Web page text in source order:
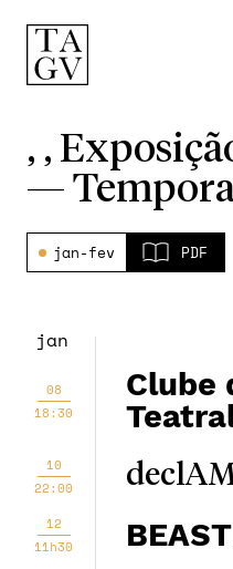
, ,
—
jan-fev PDF
jan
08
18:30
Clube
10
22:00
12
11h30